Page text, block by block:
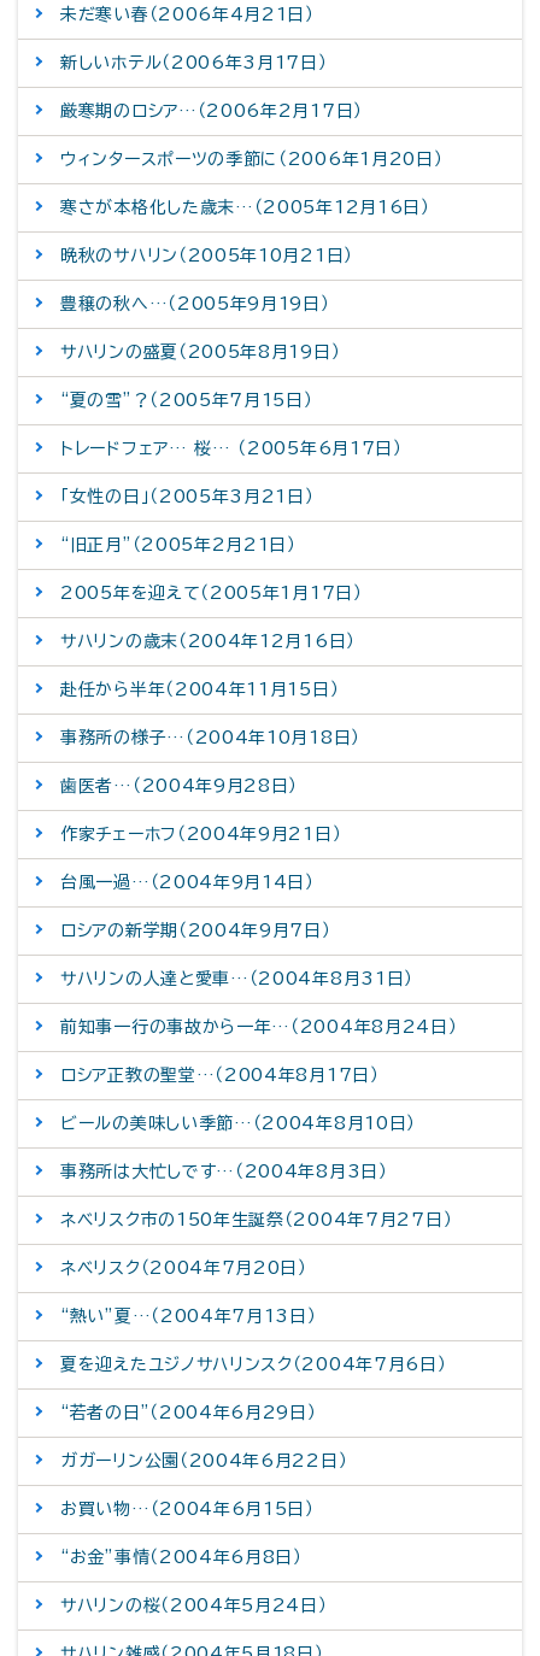
未だ寒い春（2006年4月21日）
新しいホテル（2006年3月17日）
厳寒期のロシア…（2006年2月17日）
ウィンタースポーツの季節に（2006年1月20日）
寒さが本格化した歳末…（2005年12月16日）
晩秋のサハリン（2005年10月21日）
豊穣の秋へ…（2005年9月19日）
サハリンの盛夏（2005年8月19日）
“夏の雪”？（2005年7月15日）
トレードフェア… 桜… （2005年6月17日）
「女性の日」（2005年3月21日）
“旧正月”（2005年2月21日）
2005年を迎えて（2005年1月17日）
サハリンの歳末（2004年12月16日）
赴任から半年（2004年11月15日）
事務所の様子…（2004年10月18日）
歯医者…（2004年9月28日）
作家チェーホフ（2004年9月21日）
台風一過…（2004年9月14日）
ロシアの新学期（2004年9月7日）
サハリンの人達と愛車…（2004年8月31日）
前知事一行の事故から一年…（2004年8月24日）
ロシア正教の聖堂…（2004年8月17日）
ビールの美味しい季節…（2004年8月10日）
事務所は大忙しです…（2004年8月3日）
ネベリスク市の150年生誕祭（2004年7月27日）
ネベリスク（2004年7月20日）
“熱い”夏…（2004年7月13日）
夏を迎えたユジノサハリンスク（2004年7月6日）
“若者の日”（2004年6月29日）
ガガーリン公園（2004年6月22日）
お買い物…（2004年6月15日）
“お金”事情（2004年6月8日）
サハリンの桜（2004年5月24日）